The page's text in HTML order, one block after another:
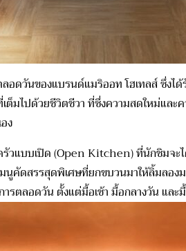
ดวันของแบรนด์แมริออท โฮเทลส์ ซึ่งไ
ต็มไปด้วยชีวิตชีวา ที่ซึ่งความสดใหม่แล
ง
บบเปิด (Open Kitchen) ที่นักชิมจะไ
คัดสรรสุดพิเศษที่ยกขบวนมาให้ลิ้มลอง
รตลอดวัน ตั้งแต่มื้อเช้า มื้อกลางวัน และ